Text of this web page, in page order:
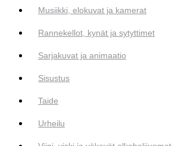
Musiikki, elokuvat ja kamerat
Rannekellot, kynät ja sytyttimet
Sarjakuvat ja animaatio
Sisustus
Taide
Urheilu